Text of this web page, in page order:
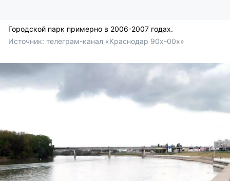
Городской парк примерно в 2006-2007 годах.
Источник: телеграм-канал «Краснодар 90х-00х»